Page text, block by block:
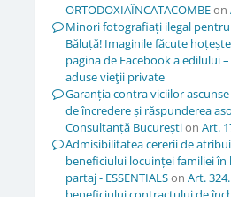
ORTODOXIAÎNCATACOMBEon
Minori fotografiați ilegal
Băluță! Imaginile făcute
pagina de Facebook a edilului –
aduse vieţii private
Garanția contra viciilor
de încredere și răspunderea
Consultanță Bucureștion Art.
Admisibilitatea cererii de
beneficiului locuinței familiei în
partaj - ESSENTIALSon Art.